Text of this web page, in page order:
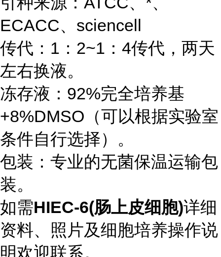
ECACC、sciencell
传代：1：2~1：4传代，两天
左右换液。
冻存液：92%完全培养基
+8%DMSO（可以根据实验室
条件自行选择）。
包装：专业的无菌保温运输包
装。
如需HIEC-6(肠上皮细胞)详细
资料、照片及细胞培养操作说
明欢迎联系。